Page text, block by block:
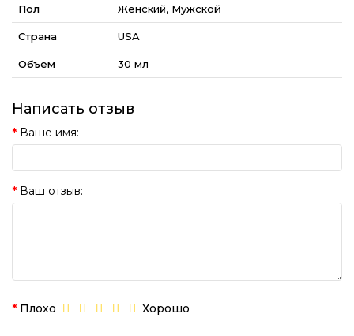
Пол Женский, Мужской
Страна USA
Объем 30 мл
Написать отзыв
Ваше имя:
Ваш отзыв:
Плохо Хорошо